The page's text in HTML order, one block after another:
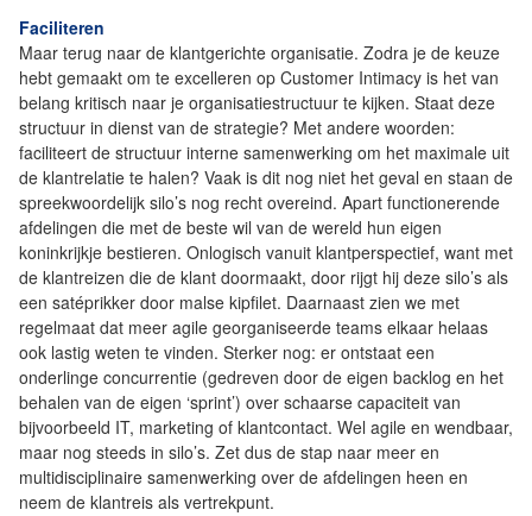
Faciliteren
Maar terug naar de klantgerichte organisatie. Zodra je de keuze
hebt gemaakt om te excelleren op Customer Intimacy is het van
belang kritisch naar je organisatiestructuur te kijken. Staat deze
structuur in dienst van de strategie? Met andere woorden:
faciliteert de structuur interne samenwerking om het maximale uit
de klantrelatie te halen? Vaak is dit nog niet het geval en staan de
spreekwoordelijk silo’s nog recht overeind. Apart functionerende
afdelingen die met de beste wil van de wereld hun eigen
koninkrijkje bestieren. Onlogisch vanuit klantperspectief, want met
de klantreizen die de klant doormaakt, door rijgt hij deze silo’s als
een satéprikker door malse kipfilet. Daarnaast zien we met
regelmaat dat meer agile georganiseerde teams elkaar helaas
ook lastig weten te vinden. Sterker nog: er ontstaat een
onderlinge concurrentie (gedreven door de eigen backlog en het
behalen van de eigen ‘sprint’) over schaarse capaciteit van
bijvoorbeeld IT, marketing of klantcontact. Wel agile en wendbaar,
maar nog steeds in silo’s. Zet dus de stap naar meer en
multidisciplinaire samenwerking over de afdelingen heen en
neem de klantreis als vertrekpunt.